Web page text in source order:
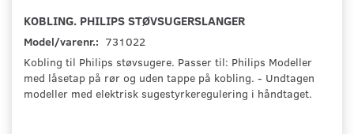
KOBLING. PHILIPS STØVSUGERSLANGER
Model/varenr.: 731022
Kobling til Philips støvsugere. Passer til: Philips Modeller
med låsetap på rør og uden tappe på kobling. - Undtagen
modeller med elektrisk sugestyrkeregulering i håndtaget.